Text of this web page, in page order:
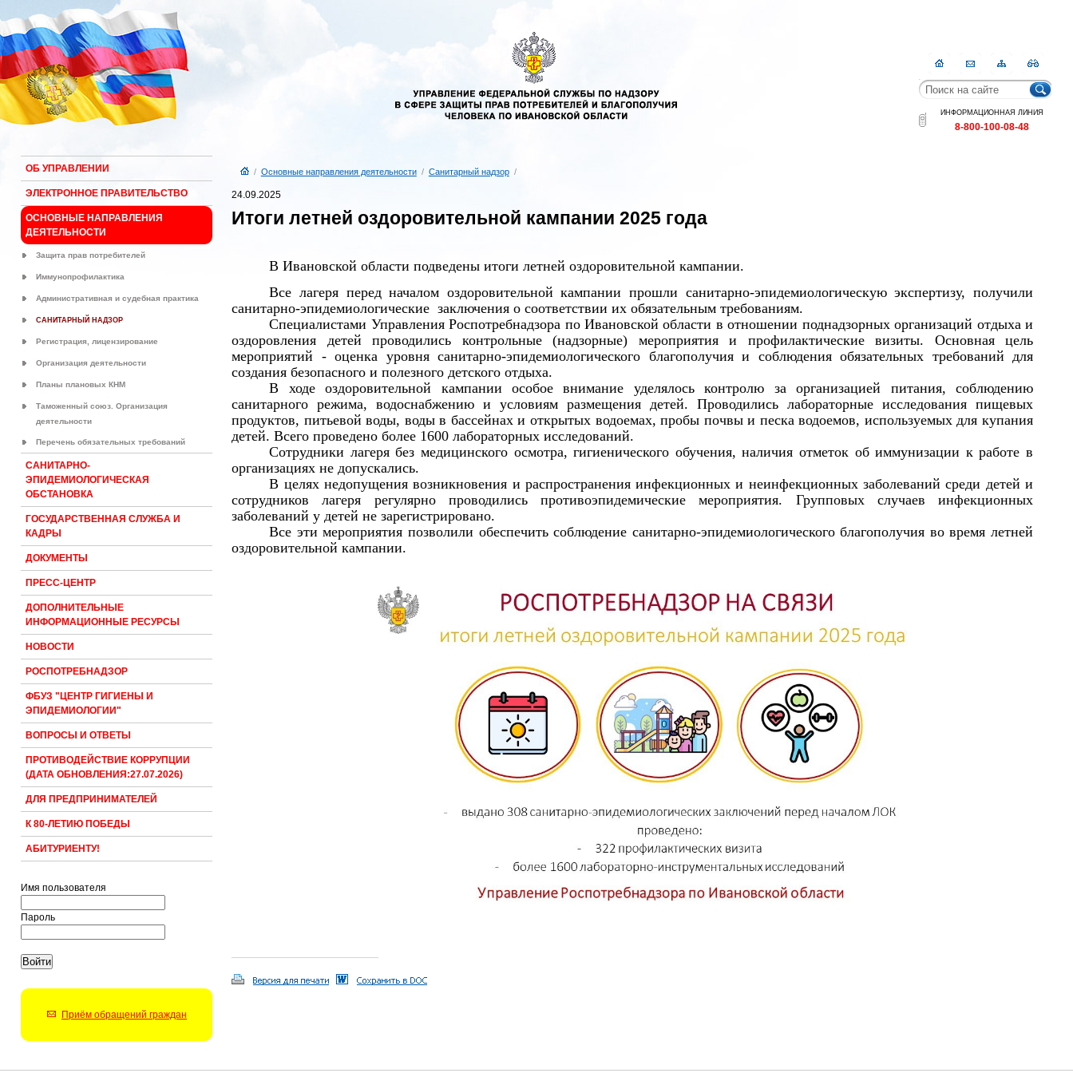
ГлавнаяКонтактыКарта
сайта
RSS
ИНФОРМАЦИОННАЯ ЛИНИЯ
8-800-100-08-48
ОБ УПРАВЛЕНИИ
ЭЛЕКТРОННОЕ ПРАВИТЕЛЬСТВО
ОСНОВНЫЕ НАПРАВЛЕНИЯ
ДЕЯТЕЛЬНОСТИ
Защита прав потребителей
Иммунопрофилактика
Административная и судебная практика
САНИТАРНЫЙ НАДЗОР
Регистрация, лицензирование
Организация деятельности
Планы плановых КНМ
Таможенный союз. Организация
деятельности
Перечень обязательных требований
САНИТАРНО-
ЭПИДЕМИОЛОГИЧЕСКАЯ
ОБСТАНОВКА
ГОСУДАРСТВЕННАЯ СЛУЖБА И
КАДРЫ
ДОКУМЕНТЫ
ПРЕСС-ЦЕНТР
ДОПОЛНИТЕЛЬНЫЕ
ИНФОРМАЦИОННЫЕ РЕСУРСЫ
НОВОСТИ
РОСПОТРЕБНАДЗОР
ФБУЗ "ЦЕНТР ГИГИЕНЫ И
ЭПИДЕМИОЛОГИИ"
ВОПРОСЫ И ОТВЕТЫ
ПРОТИВОДЕЙСТВИЕ КОРРУПЦИИ
(ДАТА ОБНОВЛЕНИЯ:27.07.2026)
ДЛЯ ПРЕДПРИНИМАТЕЛЕЙ
К 80-ЛЕТИЮ ПОБЕДЫ
АБИТУРИЕНТУ!
Имя пользователя
Пароль
Приём обращений граждан
/ Основные направления деятельности/ Санитарный надзор/
24.09.2025
Итоги летней оздоровительной кампании 2025 года
В Ивановской области подведены итоги летней оздоровительной кампании.
Все лагеря перед началом оздоровительной кампании прошли санитарно-эпидемиологическую экспертизу, получили
санитарно-эпидемиологические заключения о соответствии их обязательным требованиям.
Специалистами Управления Роспотребнадзора по Ивановской области в отношении поднадзорных организаций отдыха и
оздоровления детей проводились контрольные (надзорные) мероприятия и профилактические визиты. Основная цель
мероприятий - оценка уровня санитарно-эпидемиологического благополучия и соблюдения обязательных требований для
создания безопасного и полезного детского отдыха.
В ходе оздоровительной кампании особое внимание уделялось контролю за организацией питания, соблюдению
санитарного режима, водоснабжению и условиям размещения детей. Проводились лабораторные исследования пищевых
продуктов, питьевой воды, воды в бассейнах и открытых водоемах, пробы почвы и песка водоемов, используемых для купания
детей. Всего проведено более 1600 лабораторных исследований.
Сотрудники лагеря без медицинского осмотра, гигиенического обучения, наличия отметок об иммунизации к работе в
организациях не допускались.
В целях недопущения возникновения и распространения инфекционных и неинфекционных заболеваний среди детей и
сотрудников лагеря регулярно проводились противоэпидемические мероприятия. Групповых случаев инфекционных
заболеваний у детей не зарегистрировано.
Все эти мероприятия позволили обеспечить соблюдение санитарно-эпидемиологического благополучия во время летней
оздоровительной кампании.